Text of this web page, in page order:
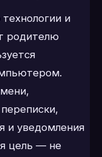
и
родителю
и уведомления
цель — не